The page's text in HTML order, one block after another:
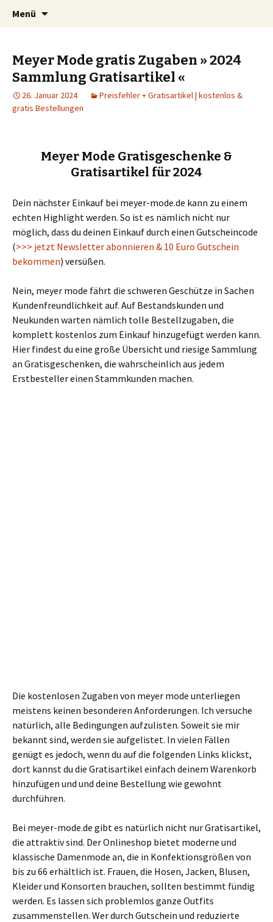
spaaaren.de
Schnäppchen, Gutscheine & Spartipps:
günstig einkaufen und billig leben
Menü
Meyer Mode gratis Zugaben » 2024
Sammlung Gratisartikel «
26. Januar 2024
Preisfehler + Gratisartikel | kostenlos &
gratis Bestellungen
Meyer Mode Gratisgeschenke &
Gratisartikel für 2024
Dein nächster Einkauf bei meyer-mode.de kann zu einem
echten Highlight werden. So ist es nämlich nicht nur
möglich, dass du deinen Einkauf durch einen Gutscheincode
(>>> jetzt Newsletter abonnieren & 10 Euro Gutschein
bekommen) versüßen.
Nein, meyer mode fährt die schweren Geschütze in Sachen
Kundenfreundlichkeit auf. Auf Bestandskunden und
Neukunden warten nämlich tolle Bestellzugaben, die
komplett kostenlos zum Einkauf hinzugefügt werden kann.
Hier findest du eine große Übersicht und riesige Sammlung
an Gratisgeschenken, die wahrscheinlich aus jedem
Erstbesteller einen Stammkunden machen.
Die kostenlosen Zugaben von meyer mode unterliegen
meistens keinen besonderen Anforderungen. Ich versuche
natürlich, alle Bedingungen aufzulisten. Soweit sie mir
bekannt sind, werden sie aufgelistet. In vielen Fällen
genügt es jedoch, wenn du auf die folgenden Links klickst,
dort kannst du die Gratisartikel einfach deinem Warenkorb
hinzufügen und und deine Bestellung wie gewohnt
durchführen.
Bei meyer-mode.de gibt es natürlich nicht nur Gratisartikel,
die attraktiv sind. Der Onlineshop bietet moderne und
klassische Damenmode an, die in Konfektionsgrößen von
bis zu 66 erhältlich ist. Frauen, die Hosen, Jacken, Blusen,
Kleider und Konsorten brauchen, sollten bestimmt fündig
werden. Es lassen sich problemlos ganze Outfits
zusammenstellen. Wer durch Gutschein und reduzierte